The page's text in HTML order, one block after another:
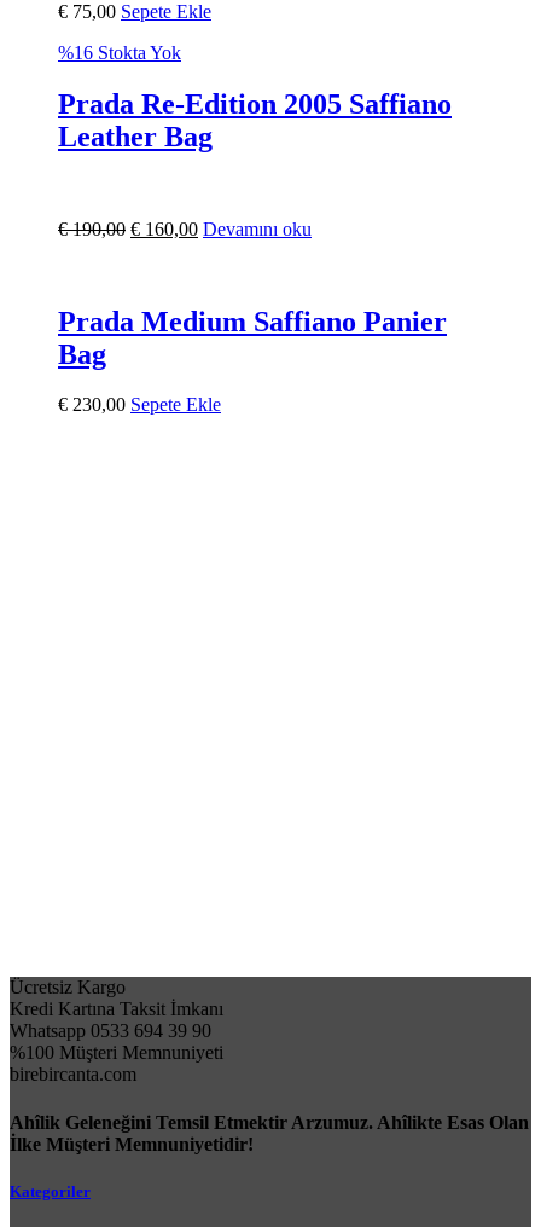
€ 75,00 Sepete Ekle
%16 Stokta Yok
Prada Re-Edition 2005 Saffiano
Leather Bag
€190,00 € 160,00 Devamını oku
Prada Medium Saffiano Panier
Bag
€ 230,00 Sepete Ekle
Ücretsiz Kargo
Kredi Kartına Taksit İmkanı
Whatsapp 0533 694 39 90
%100 Müşteri Memnuniyeti
birebircanta.com
Ahîlik Geleneğini Temsil Etmektir Arzumuz. Ahîlikte Esas Olan
İlke Müşteri Memnuniyetidir!
Kategoriler